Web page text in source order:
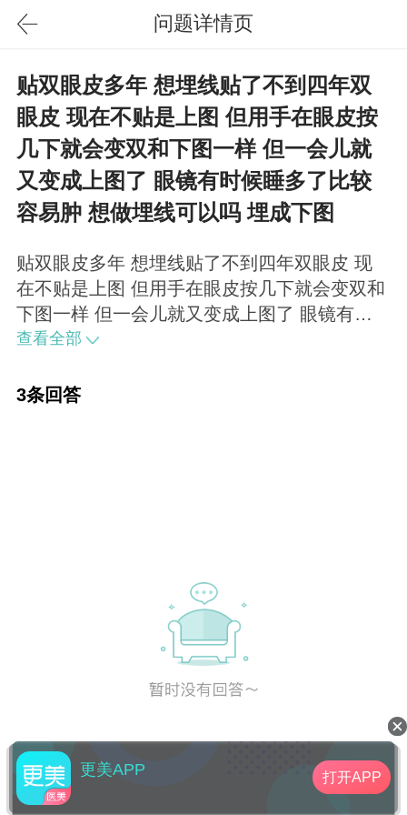
问题详情页
贴双眼皮多年 想埋线贴了不到四年双
眼皮 现在不贴是上图 但用手在眼皮按
几下就会变双和下图一样 但一会儿就
又变成上图了 眼镜有时候睡多了比较
容易肿 想做埋线可以吗 埋成下图
贴双眼皮多年 想埋线贴了不到四年双眼皮 现
在不贴是上图 但用手在眼皮按几下就会变双和
下图一样 但一会儿就又变成上图了 眼镜有时
候睡多了比较容易肿 想做埋线可以吗 埋成下
查看全部
3条回答
更美APP 打开APP